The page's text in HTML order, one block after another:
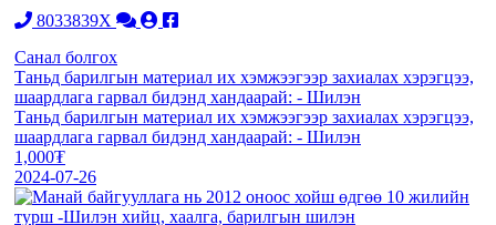
8033839X
Санал болгох
Таньд барилгын материал их хэмжээгээр захиалах хэрэгцээ,
шаардлага гарвал бидэнд хандаарай: - Шилэн
Таньд барилгын материал их хэмжээгээр захиалах хэрэгцээ,
шаардлага гарвал бидэнд хандаарай: - Шилэн
1,000₮
2024-07-26